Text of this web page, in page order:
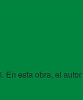
En esta obra, el